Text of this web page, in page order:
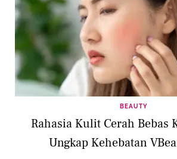
BEAUTY
Rahasia Kulit Cerah Bebas
Ungkap Kehebatan